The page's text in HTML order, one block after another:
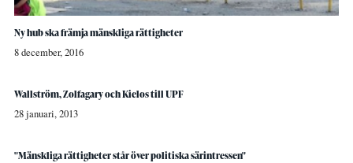
Ny hub ska främja mänskliga rättigheter
8 december, 2016
Wallström, Zolfagary och Kielos till UPF
28 januari, 2013
"Mänskliga rättigheter står över politiska särintressen"